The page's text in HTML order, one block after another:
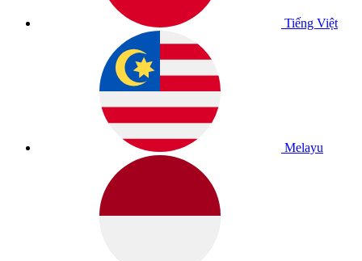
Tiếng Việt
Melayu